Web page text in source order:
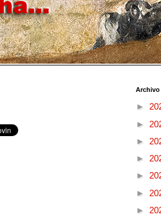
►
►
►
►
►
►
►